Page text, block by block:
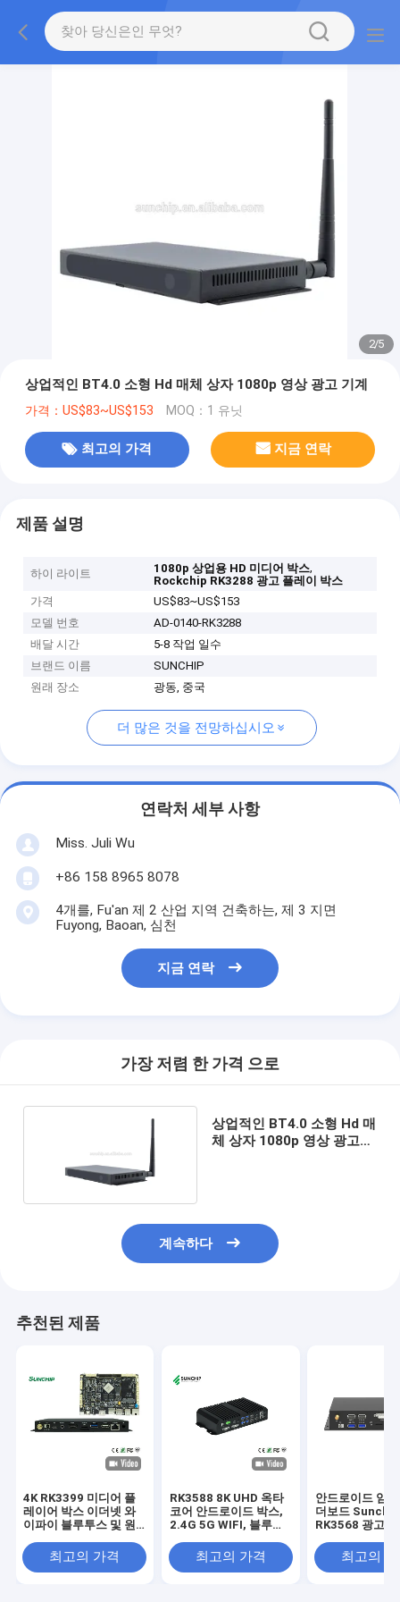
2/5
상업적인 BT4.0 소형 Hd 매체 상자 1080p 영상 광고 기계
가격：US$83~US$153 MOQ：1 유닛
최고의 가격 지금 연락
제품 설명
하이 라이트 1080p 상업용 HD 미디어 박스,
Rockchip RK3288 광고 플레이 박스
가격
US$83~US$153
모델 번호
AD-0140-RK3288
배달 시간
5-8 작업 일수
브랜드 이름
SUNCHIP
원래 장소
광동, 중국
더 많은 것을 전망하십시오
연락처 세부 사항
Miss. Juli Wu
+86 158 8965 8078
4개를, Fu'an 제 2 산업 지역 건축하는, 제 3 지면
Fuyong, Baoan, 심천
지금 연락
가장 저렴 한 가격 으로
상업적인 BT4.0 소형 Hd 매
체 상자 1080p 영상 광고
계속하다
추천된 제품
4K RK3399 미디어 플
레이어 박스 이더넷 와
이파이 블루투스 및 원
최고의 가격
RK3588 8K UHD 옥타
코어 안드로이드 박스,
2.4G 5G WIFI, 블루투
LAN 지원최고의 가격
안드로이드 임
더보드 Sunchip
RK3568 광고
어 플레이어 박
디지털 사이니
최고의